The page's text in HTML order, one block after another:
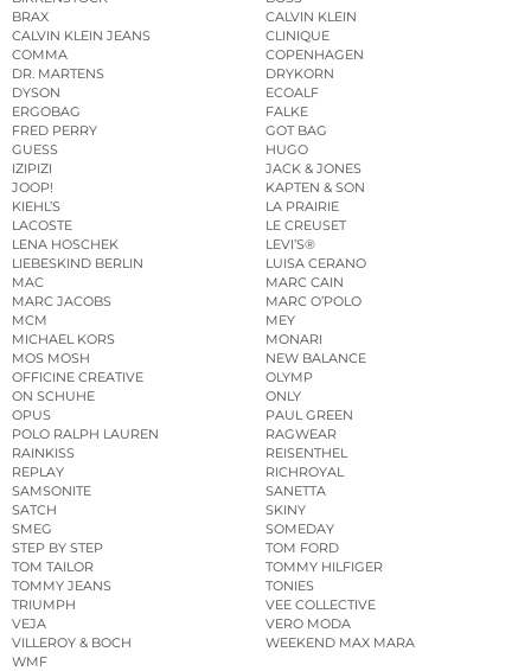
BRAX
CALVIN KLEIN
CALVIN KLEIN JEANS
CLINIQUE
COMMA
COPENHAGEN
DR. MARTENS
DRYKORN
DYSON
ECOALF
ERGOBAG
FALKE
FRED PERRY
GOT BAG
GUESS
HUGO
IZIPIZI
JACK & JONES
JOOP!
KAPTEN & SON
KIEHL’S
LA PRAIRIE
LACOSTE
LE CREUSET
LENA HOSCHEK
LEVI’S®
LIEBESKIND BERLIN
LUISA CERANO
MAC
MARC CAIN
MARC JACOBS
MARC O’POLO
MCM
MEY
MICHAEL KORS
MONARI
MOS MOSH
NEW BALANCE
OFFICINE CREATIVE
OLYMP
ON SCHUHE
ONLY
OPUS
PAUL GREEN
POLO RALPH LAUREN
RAGWEAR
RAINKISS
REISENTHEL
REPLAY
RICHROYAL
SAMSONITE
SANETTA
SATCH
SKINY
SMEG
SOMEDAY
STEP BY STEP
TOM FORD
TOM TAILOR
TOMMY HILFIGER
TOMMY JEANS
TONIES
TRIUMPH
VEE COLLECTIVE
VEJA
VERO MODA
VILLEROY & BOCH
WEEKEND MAX MARA
WMF